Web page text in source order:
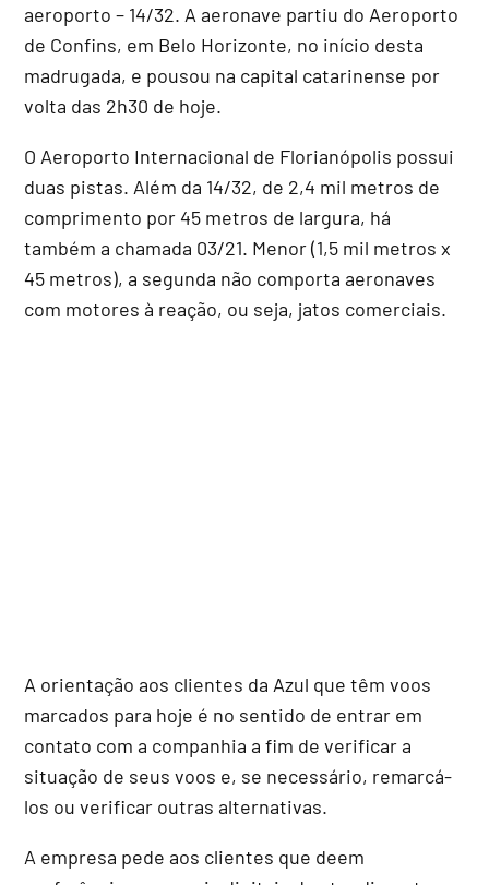
aeroporto – 14/32. A aeronave partiu do Aeroporto
de Confins, em Belo Horizonte, no início desta
madrugada, e pousou na capital catarinense por
volta das 2h30 de hoje.
O Aeroporto Internacional de Florianópolis possui
duas pistas. Além da 14/32, de 2,4 mil metros de
comprimento por 45 metros de largura, há
também a chamada 03/21. Menor (1,5 mil metros x
45 metros), a segunda não comporta aeronaves
com motores à reação, ou seja, jatos comerciais.
A orientação aos clientes da Azul que têm voos
marcados para hoje é no sentido de entrar em
contato com a companhia a fim de verificar a
situação de seus voos e, se necessário, remarcá-
los ou verificar outras alternativas.
A empresa pede aos clientes que deem